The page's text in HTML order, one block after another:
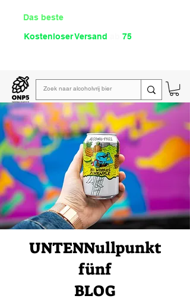
Das beste
Kostenloser Versand
75
UNTENNullpunkt
fünf
BLOG